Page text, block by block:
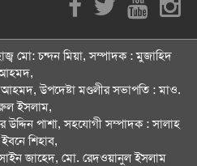
মো: চন্দন মিয়া, সম্পাদক : মুজাহিদ
উপদেষ্টা মণ্ডলীর সভাপতি : মাও.
ইসলাম,
উদ্দিন পাশা, সহযোগী সম্পাদক : সালাহ
ইবনে শিহাব,
জাহেদ, মো. রেদওয়ানুল ইসলাম